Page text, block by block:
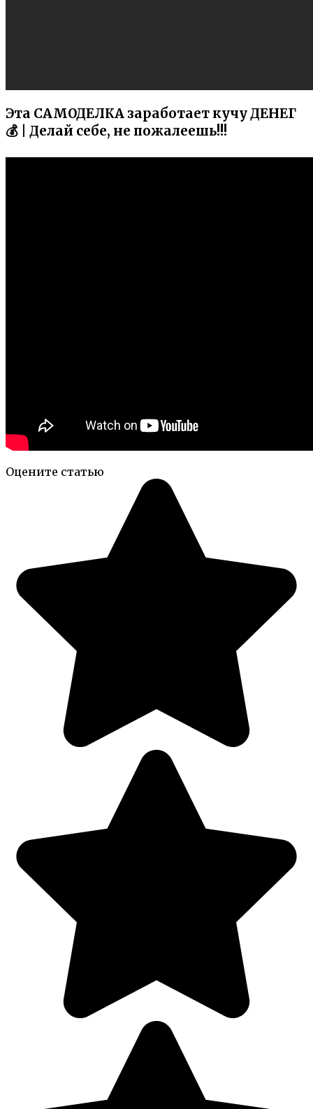
Эта САМОДЕЛКА заработает кучу ДЕНЕГ
💰 | Делай себе, не пожалеешь!!!
Оцените статью